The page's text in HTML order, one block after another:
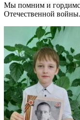
Мы помним и
Отечественной войны.